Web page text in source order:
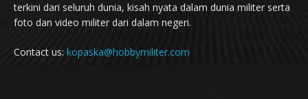
terkini dari seluruh dunia, kisah nyata dalam dunia militer serta
foto dan video militer dari dalam negeri.
Contact us: kopaska@hobbymiliter.com